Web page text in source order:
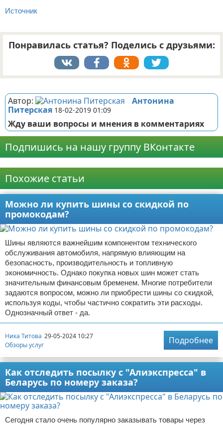
Источник
Понравилась статья? Поделись с друзьями:
Автор:
Антонина
Питерская 18-02-2019 01:09
Жду ваши вопросы и мнения в комментариях
Подпишись на нашу группу ВКонтакте
Похожие статьи
Можно ли купить шины со скидкой по
промокодам?
Шины являются важнейшим компонентом технического
обслуживания автомобиля, напрямую влияющим на
безопасность, производительность и топливную
экономичность. Однако покупка новых шин может стать
значительным финансовым бременем. Многие потребители
задаются вопросом, можно ли приобрести шины со скидкой,
используя коды, чтобы частично сократить эти расходы.
Однозначный ответ - да.
Ника Титова 29-05-2024 10:27
Обзоры услуг
Подробнее
Как отследить посылку с "Алиэкспресса" в
Беларусь по номеру заказа?
Сегодня стало очень популярно заказывать товары через